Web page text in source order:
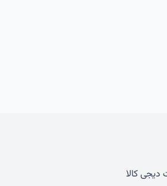
دیجی کالا